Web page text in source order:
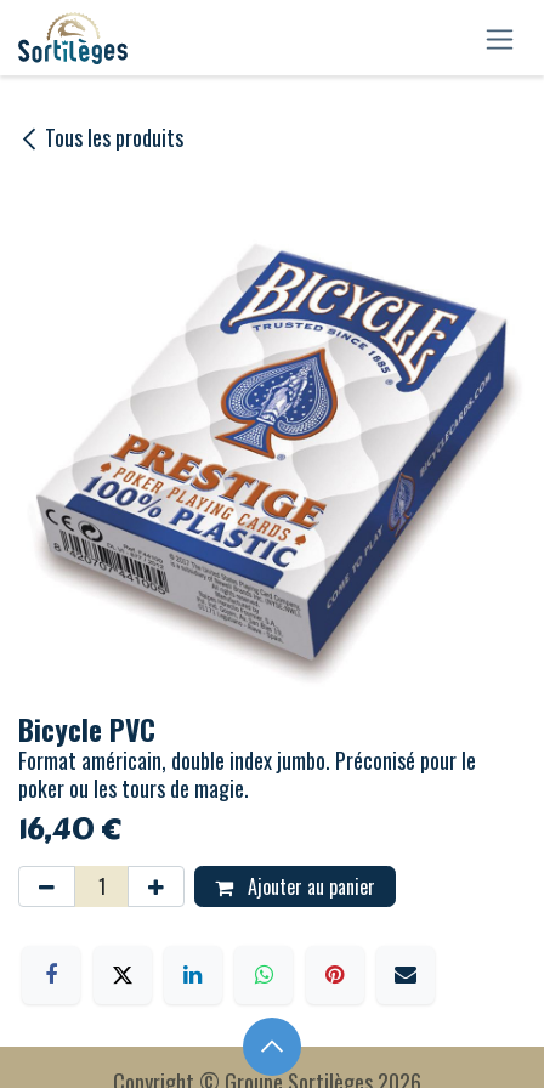
Se rendre au contenu
Tous les produits
Bicycle PVC
Format américain, double index jumbo. Préconisé pour le
poker ou les tours de magie.
16,40€
Ajouter au panier